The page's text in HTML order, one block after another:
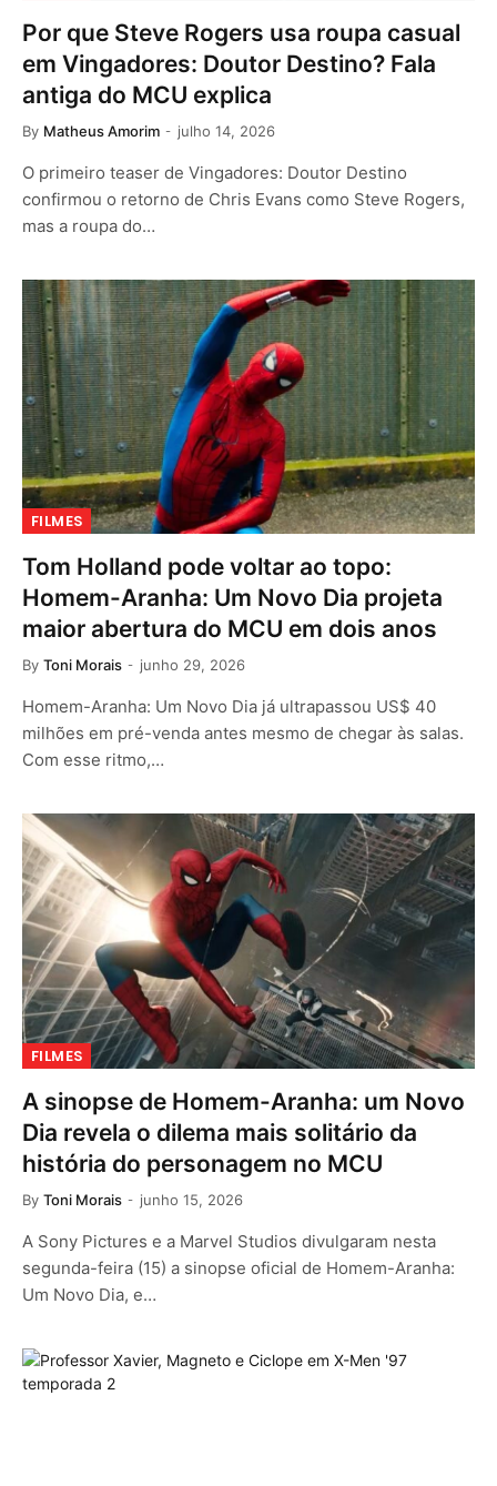
Por que Steve Rogers usa roupa casual
em Vingadores: Doutor Destino? Fala
antiga do MCU explica
By Matheus Amorim julho 14, 2026
O primeiro teaser de Vingadores: Doutor Destino
confirmou o retorno de Chris Evans como Steve Rogers,
mas a roupa do…
FILMES
Tom Holland pode voltar ao topo:
Homem-Aranha: Um Novo Dia projeta
maior abertura do MCU em dois anos
By Toni Morais junho 29, 2026
Homem-Aranha: Um Novo Dia já ultrapassou US$ 40
milhões em pré-venda antes mesmo de chegar às salas.
Com esse ritmo,…
FILMES
A sinopse de Homem-Aranha: um Novo
Dia revela o dilema mais solitário da
história do personagem no MCU
By Toni Morais junho 15, 2026
A Sony Pictures e a Marvel Studios divulgaram nesta
segunda-feira (15) a sinopse oficial de Homem-Aranha:
Um Novo Dia, e…